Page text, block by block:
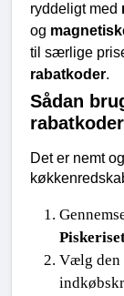
ryddeligt med
og
til særlige
rabatkoder.
Sådan
Det er nemt
Vælg den